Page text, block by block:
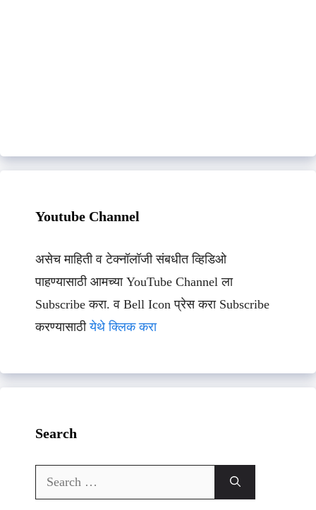
Youtube Channel
असेच माहिती व टेक्नॉलॉजी संबधीत व्हिडिओ
पाहण्यासाठी आमच्या YouTube Channel ला
Subscribe करा. व Bell Icon प्रेस करा Subscribe
करण्यासाठीयेथे क्लिक करा
Search
Search
for: